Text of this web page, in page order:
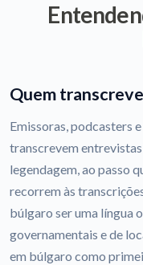
Quem
Emissoras, podcasters
transcrevem
legendagem, ao passo
recorrem às
búlgaro ser uma língua
governamentais e de
em búlgaro como